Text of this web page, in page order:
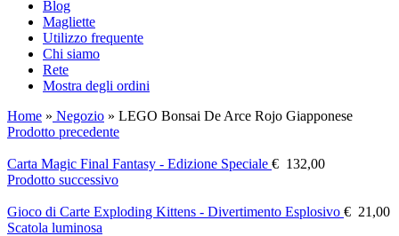
Blog
Magliette
Utilizzo frequente
Chi siamo
Rete
Mostra degli ordini
Home » Negozio » LEGO Bonsai De Arce Rojo Giapponese
Prodotto precedente
Carta Magic Final Fantasy - Edizione Speciale € 132,00
Prodotto successivo
Gioco di Carte Exploding Kittens - Divertimento Esplosivo € 21,00
Scatola luminosa